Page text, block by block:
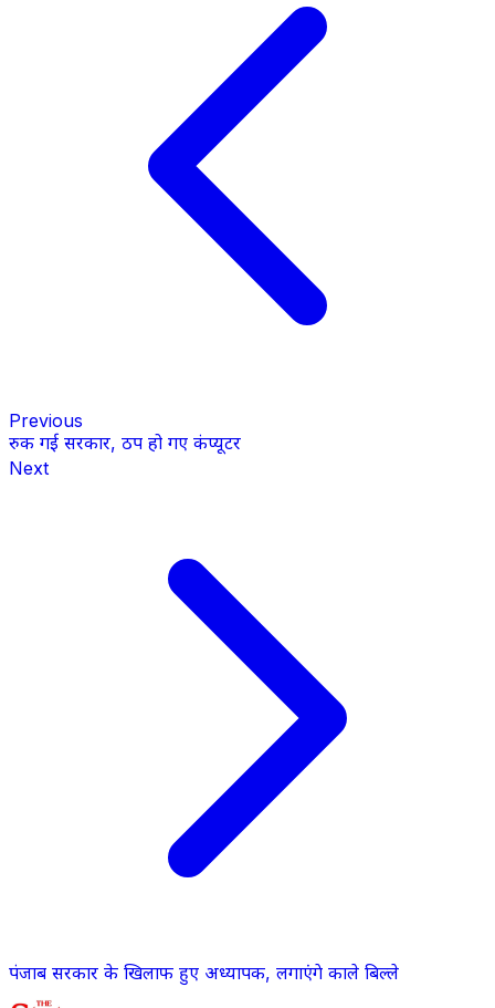
Previous
रुक गई सरकार, ठप हो गए कंप्यूटर
Next
पंजाब सरकार के खिलाफ हुए अध्यापक, लगाएंगे काले बिल्ले